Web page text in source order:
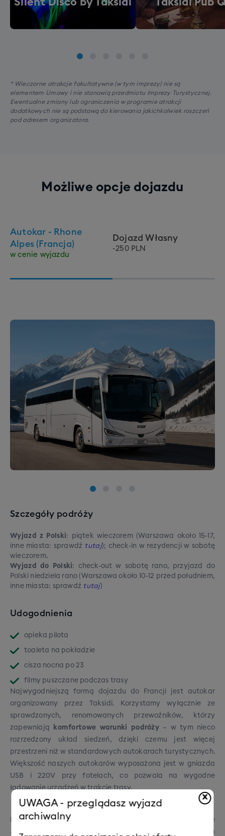
x
UWAGA - przeglądasz wyjazd
archiwalny
* Wieczorne atrakcje fakultatywne (w tym imprezy) nie są
elementem Umowy i nie stanowią przedmiotu Imprezy Turystycznej.
Ewentualne zmiany lub ograniczenia w programie atrakcji
dodatkowych nie są podstawą do kierowania jakichkolwiek roszczeń
pod adresem organizatora.
Możliwe opcje dojazdu
Autokar - Rhone
Alpes (Francja)
w cenie wyjazdu
Dojazd Własny
-250 PLN
Szczegóły podróży
Wyjazd z Polski: piątek wieczorem (Warszawa około 15-17,
inne miasta: sprawdź tutaj); check-in w rezydencji w sobotę
wieczorem.
Wyjazd do Polski: check-out w sobotę rano, przyjazd do
Polski niedziela rano (Warszawa około 10-12 przed południem,
inne miasta: sprawdź tutaj)
Udogodnienia
opieka pilota
toaleta na pokładzie
cisza nocna po 23
filmy puszczane podczas trasy
Najwygodniejszą formą dojazdu do Francji jest autokar
organizowany przez Taksidi. Korzystamy wyłącznie ze
sprawdzonych, renomowanych przewoźników, którzy
zapewniają
komfortowe warunki podróży – w tym nieco
rozrzedzony układ siedzeń, dzięki czemu jest więcej
przestrzeni niż w standardowych autokarach turystycznych.
Większość naszych autokarów wyposażona jest w gniazda
USB i 220V przy fotelach, co pozwala na wygodne
ładowanie urządzeń w trakcie trasy.
Dbamy też o to, by podróż przebiegała w dobrej atmosferze
– rodziny i grupy znajomych zawsze sadzamy razem, a na